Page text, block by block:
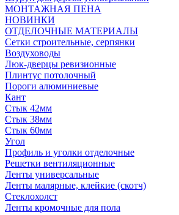
МОНТАЖНАЯ ПЕНА
НОВИНКИ
ОТДЕЛОЧНЫЕ МАТЕРИАЛЫ
Сетки строительные, серпянки
Воздуховоды
Люк-дверцы ревизионные
Плинтус потолочный
Пороги алюминиевые
Кант
Стык 42мм
Стык 38мм
Стык 60мм
Угол
Профиль и уголки отделочные
Решетки вентиляционные
Ленты универсальные
Ленты малярные, клейкие (скотч)
Стеклохолст
Ленты кромочные для пола